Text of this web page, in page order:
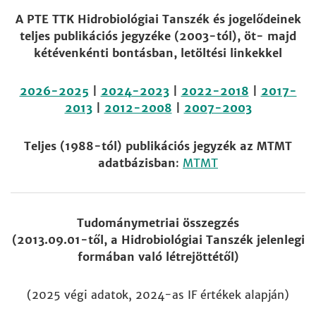
A PTE TTK Hidrobiológiai Tanszék és jogelődeinek
teljes publikációs jegyzéke (2003-tól), öt- majd
kétévenkénti bontásban, letöltési linkekkel
2026-2025 2024-2023| 2022-2018
2017-
2013| 2012-2008 2007-2003
Teljes (1988-tól) publikációs jegyzék az MTMT
adatbázisban: MTMT
Tudománymetriai összegzés
(2013.09.01-től, a Hidrobiológiai Tanszék jelenlegi
formában való létrejöttétől)
(2025 végi adatok, 2024-as IF értékek alapján)